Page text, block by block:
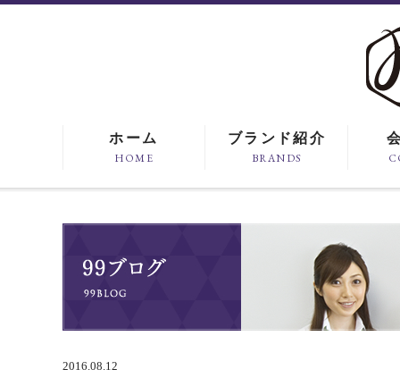
ホーム
HOME
ブランド紹介
BRANDS
2016.08.12